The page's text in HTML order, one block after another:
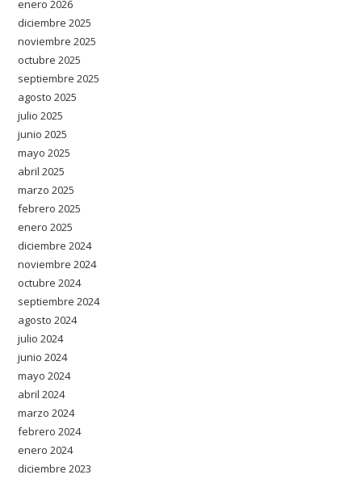
enero 2026
diciembre 2025
noviembre 2025
octubre 2025
septiembre 2025
agosto 2025
julio 2025
junio 2025
mayo 2025
abril 2025
marzo 2025
febrero 2025
enero 2025
diciembre 2024
noviembre 2024
octubre 2024
septiembre 2024
agosto 2024
julio 2024
junio 2024
mayo 2024
abril 2024
marzo 2024
febrero 2024
enero 2024
diciembre 2023